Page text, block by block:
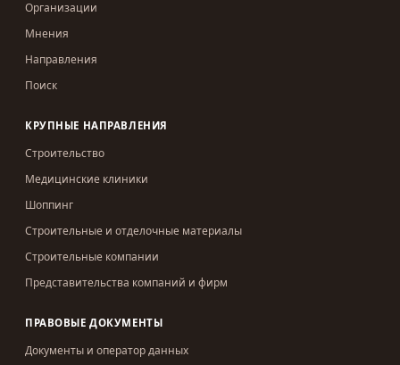
Организации
Мнения
Направления
Поиск
КРУПНЫЕ НАПРАВЛЕНИЯ
Строительство
Медицинские клиники
Шоппинг
Строительные и отделочные материалы
Строительные компании
Представительства компаний и фирм
ПРАВОВЫЕ ДОКУМЕНТЫ
Документы и оператор данных